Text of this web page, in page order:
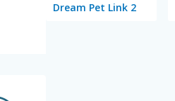
Dream Pet Link 2